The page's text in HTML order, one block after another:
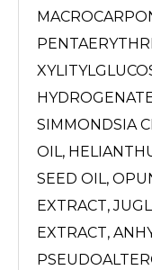
SIMMONDSIA
OIL,
SEED OIL,
EXTRACT,
EXTRACT,